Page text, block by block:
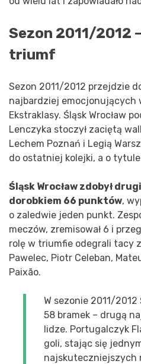
Sezon 2011/2012
triumf
Sezon 2011/2012 przejdzie
najbardziej emocjonujących
Ekstraklasy. Śląsk Wrocław
Lenczyka stoczył zaciętą
Lechem Poznań i Legią
do ostatniej kolejki, a o
Śląsk Wrocław zdobył
dorobkiem 66 punktów,
o zaledwie jeden punkt.
meczów, zremisował 6 i
rolę w triumfie odegrali tacy
Pawelec, Piotr Celeban,
Paixão.
W sezonie 2011/2012
58 bramek – drugą
lidze. Portugalczyk
goli, stając się
najskuteczniejszych